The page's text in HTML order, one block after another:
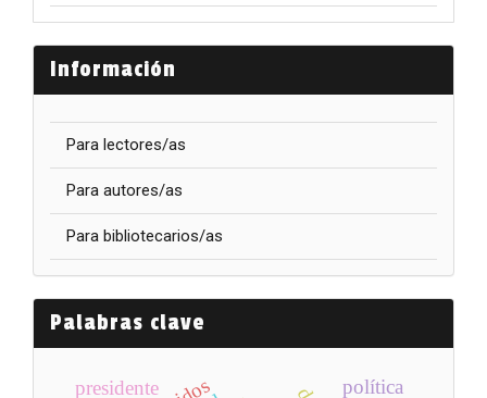
Información
Para lectores/as
Para autores/as
Para bibliotecarios/as
Palabras clave
política
presidente